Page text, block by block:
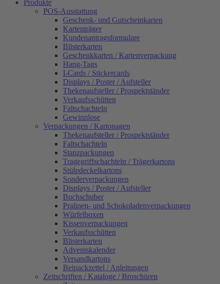
Produkte
POS-Ausstattung
Geschenk- und Gutscheinkarten
Kartenträger
Kundenantragsformulare
Blisterkarten
Geschenkkarten / Kartenverpackung
Hang-Tags
I-Cards / Stickercards
Displays / Poster / Aufsteller
Thekenaufsteller / Prospektständer
Verkaufsschütten
Faltschachteln
Gewinnlose
Verpackungen / Kartonagen
Thekenaufsteller / Prospektständer
Faltschachteln
Stanzpackungen
Tragegriffschachteln / Trägerkartons
Stülpdeckelkartons
Sonderverpackungen
Displays / Poster / Aufsteller
Buchschuber
Pralinen- und Schokoladenverpackungen
Würfelboxen
Kissenverpackungen
Verkaufsschütten
Blisterkarten
Adventskalender
Versandkartons
Beipackzettel / Anleitungen
Zeitschriften / Kataloge / Broschüren